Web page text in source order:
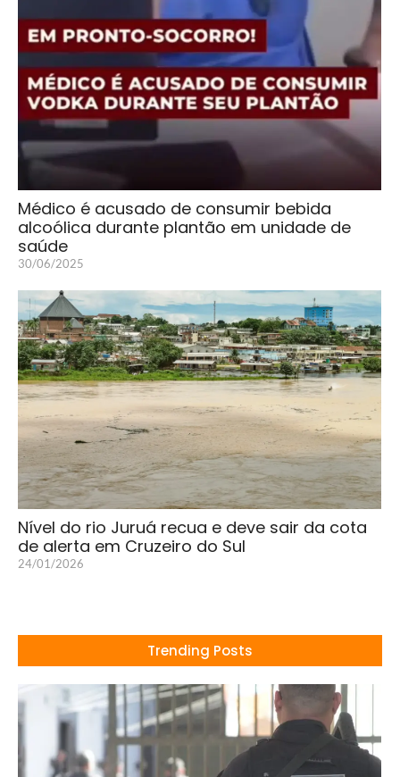
Médico é acusado de consumir bebida
alcoólica durante plantão em unidade de
saúde
30/06/2025
Nível do rio Juruá recua e deve sair da cota
de alerta em Cruzeiro do Sul
24/01/2026
Trending Posts